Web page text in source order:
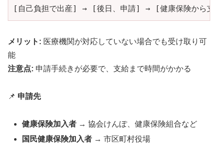
[自己負担で出産] → [後日、申請] → [健康保険から支
メリット: 医療機関が対応していない場合でも受け取り可
能
注意点: 申請手続きが必要で、支給まで時間がかかる
📌 申請先
健康保険加入者 → 協会けんぽ、健康保険組合など
国民健康保険加入者 → 市区町村役場